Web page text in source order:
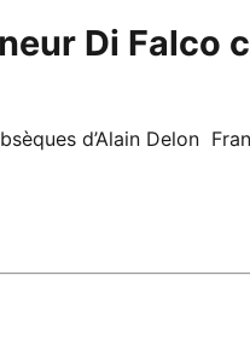
Di Falco
d’Alain Delon